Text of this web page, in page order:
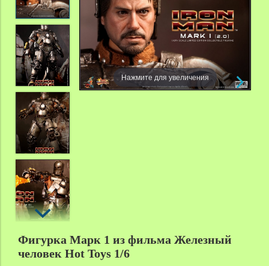
Нажмите для увеличения
Фигурка Марк 1 из фильма Железный
человек Hot Toys 1/6